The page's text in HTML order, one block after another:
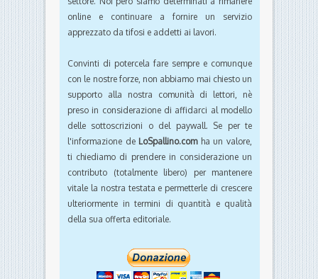
online e continuare a fornire un servizio
apprezzato da tifosi e addetti ai lavori.
Convinti di potercela fare sempre e comunque
con le nostre forze, non abbiamo mai chiesto un
supporto alla nostra comunità di lettori, nè
preso in considerazione di affidarci al modello
delle sottoscrizioni o del paywall. Se per te
l'informazione de LoSpallino.comha un valore,
ti chiediamo di prendere in considerazione un
contributo (totalmente libero) per mantenere
vitale la nostra testata e permetterle di crescere
ulteriormente in termini di quantità e qualità
della sua offerta editoriale.